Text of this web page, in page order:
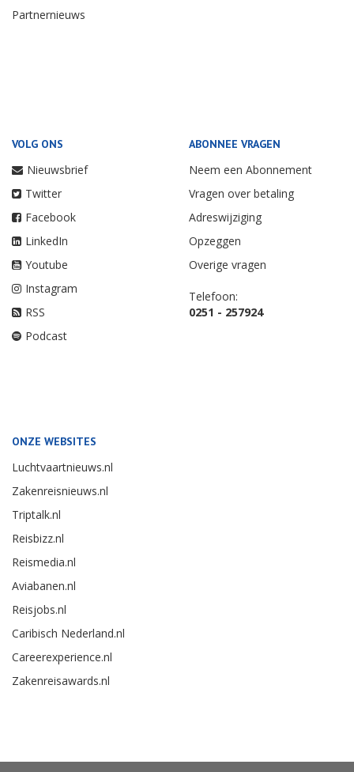
Partnernieuws
VOLG ONS
Nieuwsbrief
Twitter
Facebook
LinkedIn
Youtube
Instagram
RSS
Podcast
ABONNEE VRAGEN
Neem een Abonnement
Vragen over betaling
Adreswijziging
Opzeggen
Overige vragen
Telefoon:
0251 - 257924
ONZE WEBSITES
Luchtvaartnieuws.nl
Zakenreisnieuws.nl
Triptalk.nl
Reisbizz.nl
Reismedia.nl
Aviabanen.nl
Reisjobs.nl
Caribisch Nederland.nl
Careerexperience.nl
Zakenreisawards.nl